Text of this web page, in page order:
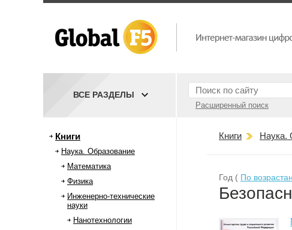
Расширенный поиск
ВСЕ РАЗДЕЛЫ
Книги
Наука. Образование
Математика
Физика
Инженерно-технические
науки
Нанотехнологии
Книги Наука.
Год ( По